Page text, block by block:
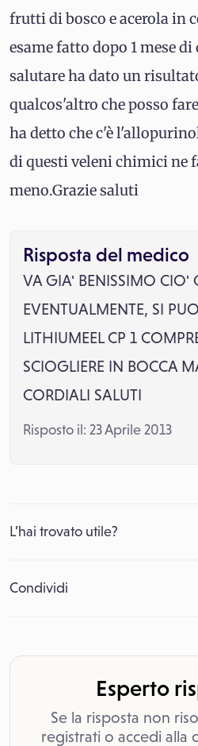
frutti di bosco e acerola in
esame fatto dopo 1 mese
salutare ha dato un
qualcos'altro che posso
ha detto che c'è
di questi veleni chimici ne
meno.Grazie saluti
Risposta del medico
VA GIA' BENISSIMO CIO'
EVENTUALMENTE, SI
LITHIUMEEL CP 1
SCIOGLIERE IN BOCCA
CORDIALI SALUTI
Risposto il: 23 Aprile 2013
L’hai trovato utile?
Condividi
Esperto
Se la risposta non
registrati o accedi alla